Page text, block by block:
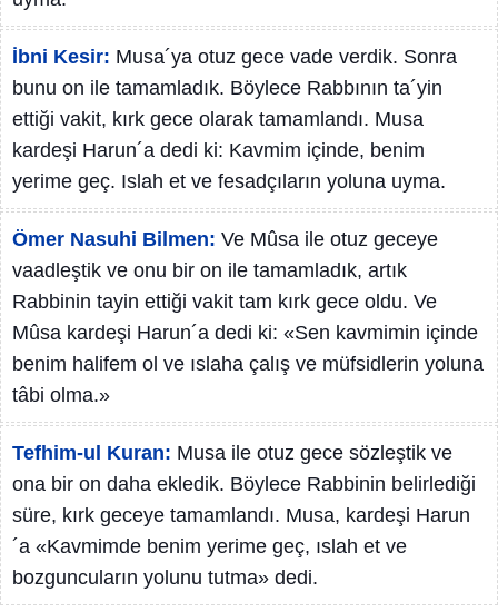
İbni Kesir: Musa´ya otuz gece vade verdik. Sonra
bunu on ile tamamladık. Böylece Rabbının ta´yin
ettiği vakit, kırk gece olarak tamamlandı. Musa
kardeşi Harun´a dedi ki: Kavmim içinde, benim
yerime geç. Islah et ve fesadçıların yoluna uyma.
Ömer Nasuhi Bilmen: Ve Mûsa ile otuz geceye
vaadleştik ve onu bir on ile tamamladık, artık
Rabbinin tayin ettiği vakit tam kırk gece oldu. Ve
Mûsa kardeşi Harun´a dedi ki: «Sen kavmimin içinde
benim halifem ol ve ıslaha çalış ve müfsidlerin yoluna
tâbi olma.»
Tefhim-ul Kuran: Musa ile otuz gece sözleştik ve
ona bir on daha ekledik. Böylece Rabbinin belirlediği
süre, kırk geceye tamamlandı. Musa, kardeşi Harun
´a «Kavmimde benim yerime geç, ıslah et ve
bozguncuların yolunu tutma» dedi.